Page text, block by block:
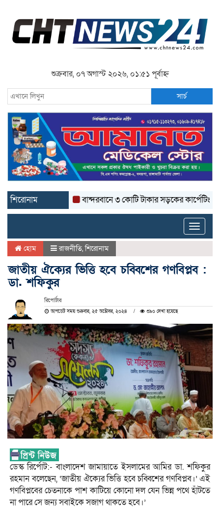
শুক্রবার, ০৭ অগাস্ট ২০২৬, ০১:৫১ পূর্বাহ্ন
সার্চ
শিরোনাম বান্দরবানে ৩ কোটি টাকার সড়কের কার্পেটিং উঠে
Toggle
হোম রাজনীতি,শিরোনাম
জাতীয় ঐক্যের ভিত্তি হবে চব্বিশের গণবিপ্লব :
ডা. শফিকুর
রিপোর্টার
আপডেট সময় শুক্রবার, ২৫ অক্টোবর, ২০২৪ ৩৯০ দেখা হয়েছে
ডেস্ক রির্পোট:- বাংলাদেশ জামায়াতে ইসলামের আমির ডা. শফিকুর
রহমান বলেছেন, ‘জাতীয় ঐক্যের ভিত্তি হবে চব্বিশের গণবিপ্লব।’ এই
গণবিপ্লবের চেতনাকে পাশ কাটিয়ে কোনো দল যেন ভিন্ন পথে হাঁটতে
না পারে সে জন্য সবাইকে সজাগ থাকতে হবে।’